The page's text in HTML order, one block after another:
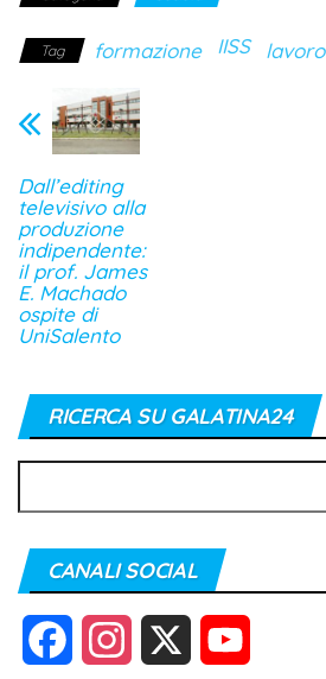
Tag formazione IISS lavoro
Dall’editing
televisivo alla
produzione
indipendente:
il prof. James
E. Machado
ospite di
UniSalento
RICERCA SU GALATINA24
per:
CANALI SOCIAL